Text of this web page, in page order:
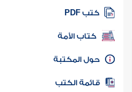
كتب PDF
كتاب الأمة
المكتبة